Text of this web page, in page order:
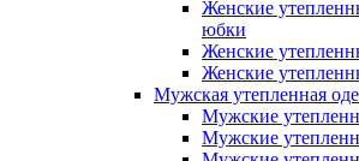
Женские
юбки
Женские
Женские
Мужская утепленная
Мужские
Мужские